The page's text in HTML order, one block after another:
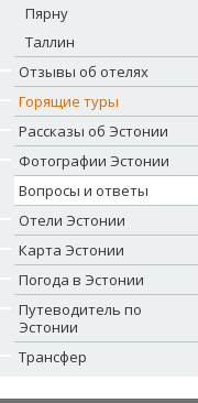
Пярну
Таллин
Отзывы об отелях
Горящие туры
Рассказы об Эстонии
Фотографии Эстонии
Вопросы и ответы
Отели Эстонии
Карта Эстонии
Погода в Эстонии
Путеводитель по
Эстонии
Трансфер